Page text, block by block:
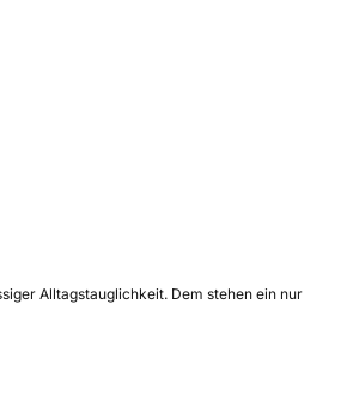
Alltagstauglichkeit. Dem stehen ein nur